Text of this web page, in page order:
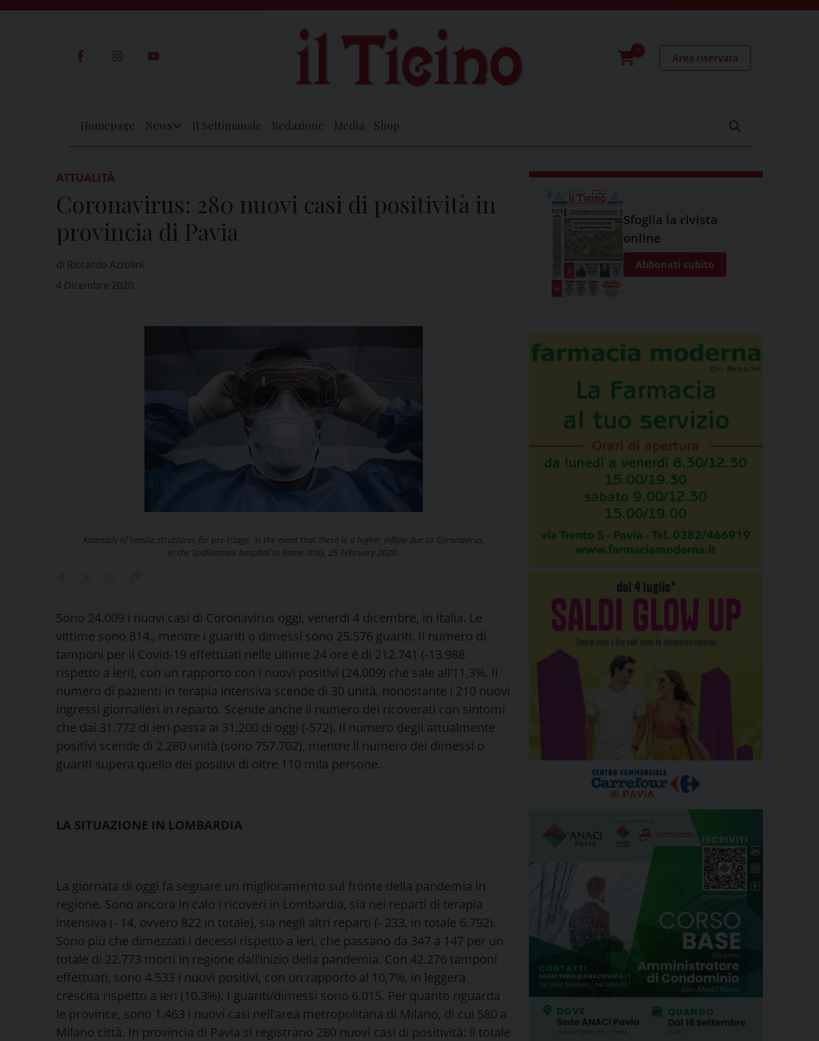
0
Area riservata
Homepage News Il Settimanale Redazione Media Shop
ATTUALITÀ
Coronavirus: 280 nuovi casi di positività in
provincia di Pavia
di Riccardo Azzolini
4 Dicembre 2020
Assembly of tensile structures for pre-triage, in the event that there is a higher inflow due to Coronavirus,
in the Spallanzani hospital in Rome, Italy, 25 February 2020.
Sono 24.009 i nuovi casi di Coronavirus oggi, venerdì 4 dicembre, in Italia. Le
vittime sono 814., mentre i guariti o dimessi sono 25.576 guariti. Il numero di
tamponi per il Covid-19 effettuati nelle ultime 24 ore è di 212.741 (-13.988
rispetto a ieri), con un rapporto con i nuovi positivi (24.009) che sale all’11,3%. Il
numero di pazienti in terapia intensiva scende di 30 unità, nonostante i 210 nuovi
ingressi giornalieri in reparto. Scende anche il numero dei ricoverati con sintomi
che dai 31.772 di ieri passa ai 31.200 di oggi (-572). Il numero degli attualmente
positivi scende di 2.280 unità (sono 757.702), mentre il numero dei dimessi o
guariti supera quello dei positivi di oltre 110 mila persone.
LA SITUAZIONE IN LOMBARDIA
La giornata di oggi fa segnare un miglioramento sul fronte della pandemia in
regione. Sono ancora in calo i ricoveri in Lombardia, sia nei reparti di terapia
intensiva (- 14, ovvero 822 in totale), sia negli altri reparti (- 233, in totale 6.792).
Sono più che dimezzati i decessi rispetto a ieri, che passano da 347 a 147 per un
totale di 22.773 morti in regione dall’inizio della pandemia. Con 42.276 tamponi
effettuati, sono 4.533 i nuovi positivi, con un rapporto al 10,7%, in leggera
crescita rispetto a ieri (10.3%). I guariti/dimessi sono 6.015. Per quanto riguarda
le province, sono 1.463 i nuovi casi nell’area metropolitana di Milano, di cui 580 a
Milano città. In provincia di Pavia si registrano 280 nuovi casi di positività: il totale
Sfoglia la rivista
online
Abbonati subito